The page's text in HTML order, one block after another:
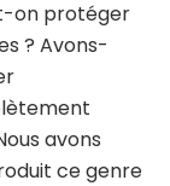
on protéger
? Avons-
avons
ce genre